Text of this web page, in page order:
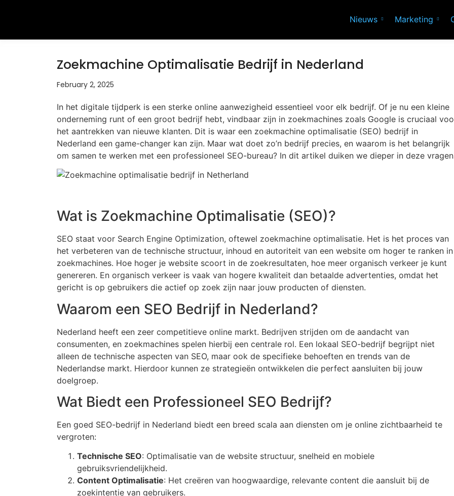
Nieuws Marketing
Zoekmachine Optimalisatie Bedrijf in Nederland
February 2, 2025
In het digitale tijdperk is een sterke online aanwezigheid essentieel voor elk bedrijf. Of je nu een kleine
onderneming runt of een groot bedrijf hebt, vindbaar zijn in zoekmachines zoals Google is cruciaal
het aantrekken van nieuwe klanten. Dit is waar een zoekmachine optimalisatie (SEO) bedrijf in
Nederland een game-changer kan zijn. Maar wat doet zo’n bedrijf precies, en waarom is het belangrijk
om samen te werken met een professioneel SEO-bureau? In dit artikel duiken we dieper in deze
Wat is Zoekmachine Optimalisatie (SEO)?
SEO staat voor Search Engine Optimization, oftewel zoekmachine optimalisatie. Het is het proces van
het verbeteren van de technische structuur, inhoud en autoriteit van een website om hoger te ranken in
zoekmachines. Hoe hoger je website scoort in de zoekresultaten, hoe meer organisch verkeer je kunt
genereren. En organisch verkeer is vaak van hogere kwaliteit dan betaalde advertenties, omdat het
gericht is op gebruikers die actief op zoek zijn naar jouw producten of diensten.
Waarom een SEO Bedrijf in Nederland?
Nederland heeft een zeer competitieve online markt. Bedrijven strijden om de aandacht van
consumenten, en zoekmachines spelen hierbij een centrale rol. Een lokaal SEO-bedrijf begrijpt niet
alleen de technische aspecten van SEO, maar ook de specifieke behoeften en trends van de
Nederlandse markt. Hierdoor kunnen ze strategieën ontwikkelen die perfect aansluiten bij jouw
doelgroep.
Wat Biedt een Professioneel SEO Bedrijf?
Een goed SEO-bedrijf in Nederland biedt een breed scala aan diensten om je online zichtbaarheid te
vergroten:
Technische SEO: Optimalisatie van de website structuur, snelheid en mobiele
gebruiksvriendelijkheid.
Content Optimalisatie: Het creëren van hoogwaardige, relevante content die aansluit bij de
zoekintentie van gebruikers.